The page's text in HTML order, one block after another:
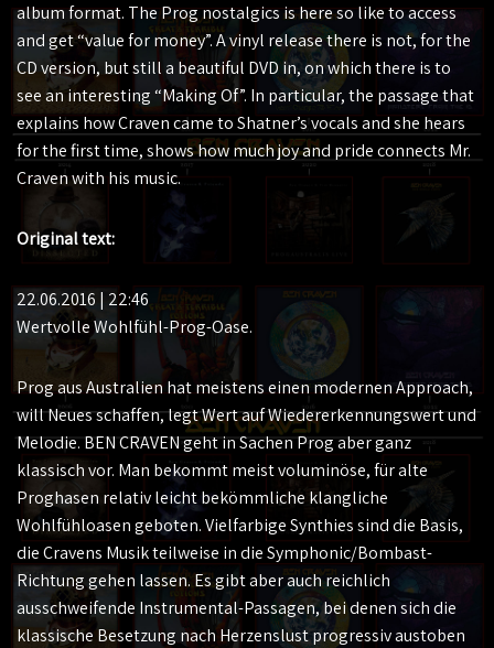
album format. The Prog nostalgics is here so like to access
and get “value for money”. A vinyl release there is not, for the
CD version, but still a beautiful DVD in, on which there is to
see an interesting “Making Of”. In particular, the passage that
explains how Craven came to Shatner’s vocals and she hears
for the first time, shows how much joy and pride connects Mr.
Craven with his music.
Original text:
22.06.2016 | 22:46
Wertvolle Wohlfühl-Prog-Oase.
Prog aus Australien hat meistens einen modernen Approach,
will Neues schaffen, legt Wert auf Wiedererkennungswert und
Melodie. BEN CRAVEN geht in Sachen Prog aber ganz
klassisch vor. Man bekommt meist voluminöse, für alte
Proghasen relativ leicht bekömmliche klangliche
Wohlfühloasen geboten. Vielfarbige Synthies sind die Basis,
die Cravens Musik teilweise in die Symphonic/Bombast-
Richtung gehen lassen. Es gibt aber auch reichlich
ausschweifende Instrumental-Passagen, bei denen sich die
klassische Besetzung nach Herzenslust progressiv austoben